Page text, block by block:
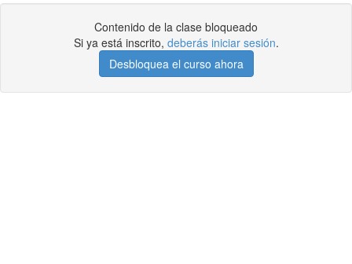
Contenido de la clase bloqueado
Si ya está inscrito, deberás iniciar sesión.
Desbloquea el curso ahora